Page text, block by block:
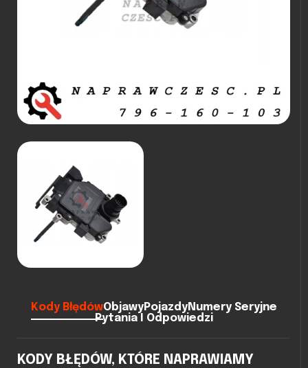
Kody BłędówObjawyPojazdyNumery Seryjne
Pytania I Odpowiedzi
KODY BŁĘDÓW, KTÓRE NAPRAWIAMY